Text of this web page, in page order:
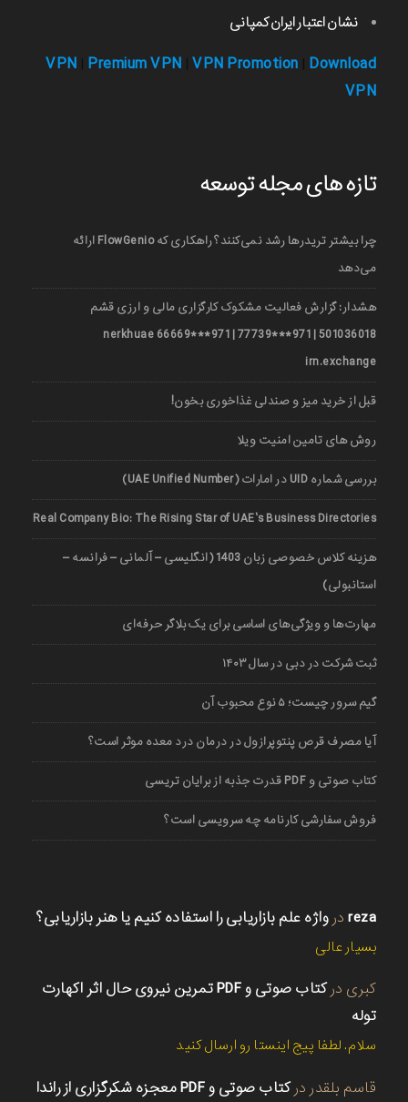
نشان اعتبار ایران کمپانی
VPN Premium VPN VPN Promotion Download
VPN
تازه های مجله توسعه
چرا بیشتر تریدرها رشد نمی‌کنند؟ راهکاری که FlowGenio ارائه
می‌دهد
هشدار: گزارش فعالیت مشکوک کارگزاری مالی و ارزی قشم
501036018 | 971***77739 | 971***66669 nerkhuae
irn.exchange
قبل از خرید میز و صندلی غذاخوری بخون!
روش های تامین امنیت ویلا
بررسی شماره UID در امارات (UAE Unified Number)
Real Company Bio: The Rising Star of UAE’s Business Directories
هزینه کلاس خصوصی زبان 1403 (انگلیسی – آلمانی – فرانسه –
استانبولی)
مهارت‌ها و ویژگی‌های اساسی برای یک بلاگر حرفه‌ای
ثبت شرکت در دبی در سال ۱۴۰۳
گیم سرور چیست؛ ۵ نوع محبوب آن
آیا مصرف قرص پنتوپرازول در درمان درد معده موثر است؟
کتاب صوتی و PDF قدرت جذبه از برایان تریسی
فروش سفارشی کارنامه چه سرویسی است؟
reza در واژه علم بازاریابی را استفاده کنیم یا هنر بازاریابی؟
بسیار عالی
کبری در
کتاب صوتی و PDF تمرین نیروی حال اثر اکهارت
توله
سلام. لطفا پیج اینستا رو ارسال کنید
قاسم بلقدر در
کتاب صوتی و PDF معجزه شکرگزاری از راندا